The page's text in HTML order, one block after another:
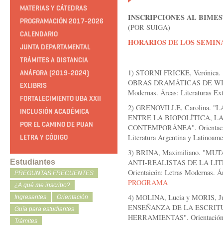
MATERIAS Y CÁTEDRAS
PROGRAMACIÓN 2017-2026
CALENDARIO
JUNTA DEPARTAMENTAL
TRÁMITES A DISTANCIA
ANÁFORA (2019-2024)
EXLIBRIS
FORTALECIMIENTO UBA XXII
INCLUSIÓN ACADÉMICA
POR EL CAMINO DE PUAN
LETRA Y CÓDIGO
Estudiantes
PREGUNTAS FRECUENTES
¿A qué me inscribo?
Ingresantes
Orientación
Guía para estudiantes
Trámites
INSCRIPCIONES AL
(POR SUIGA)
HORARIOS DE LOS
1) STORNI FRICKE,
OBRAS DRAMÁTICAS DE
Modernas. Áreas: Literaturas
2) GRENOVILLE, Carolina.
ENTRE LA BIOPOLÍTICA,
CONTEMPORÁNEA".
Literatura Argentina y
3) BRINA, Maximiliano.
ANTI-REALISTAS DE LA
Orientaicón: Letras Modernas.
PROGRAMA
4) MOLINA, Lucía y MORIS,
ENSEÑANZA DE LA
HERRAMIENTAS".